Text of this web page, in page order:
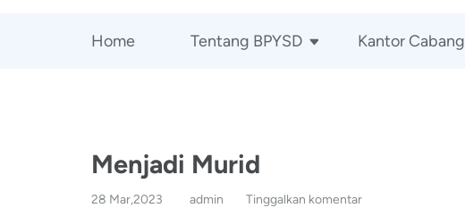
Home Tentang BPYSD Kantor Cabang
Menjadi Murid
28 Mar,2023 admin Tinggalkan komentar